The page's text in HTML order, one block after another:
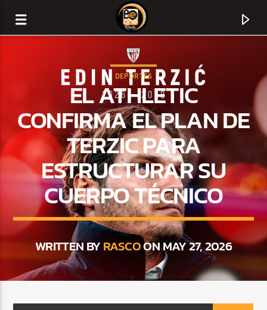
CURRENT TRACK
TITLE
ARTIST
DEPORTES
EL ATHLETIC
CONFIRMA EL PLAN DE
TERZIC PARA
ESTRUCTURAR SU
CUERPO TÉCNICO
WRITTEN BYRASCOON MAY 27, 2026